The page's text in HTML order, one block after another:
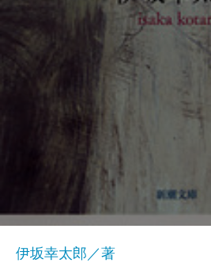
伊坂幸太郎／著